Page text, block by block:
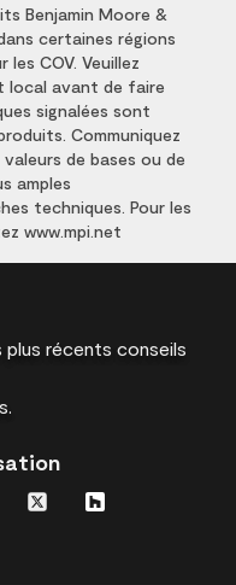
Benjamin Moore &
certaines régions
COV. Veuillez
local avant de faire
signalées sont
Communiquez
de bases ou de
amples
techniques. Pour les
www.mpi.net
récents conseils